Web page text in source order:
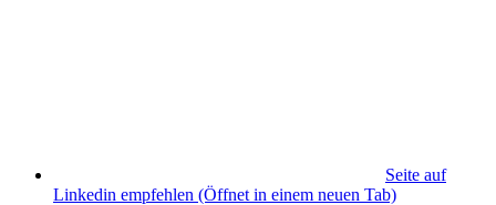
Seite auf
Linkedin empfehlen (Öffnet in einem neuen Tab)